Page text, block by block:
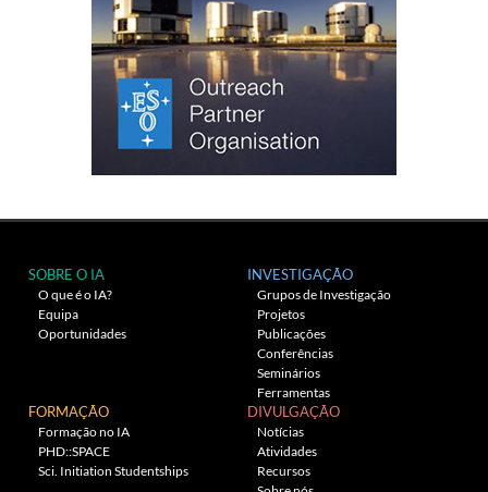
SOBRE O IA
O que é o IA?
Equipa
Oportunidades
INVESTIGAÇÃO
Grupos de Investigação
Projetos
Publicações
Conferências
Seminários
Ferramentas
FORMAÇÃO
Formação no IA
PHD::SPACE
Sci. Initiation Studentships
DIVULGAÇÃO
Notícias
Atividades
Recursos